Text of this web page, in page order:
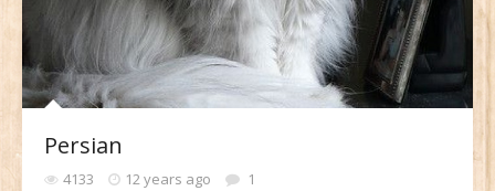
Persian
4133 12 years ago 1